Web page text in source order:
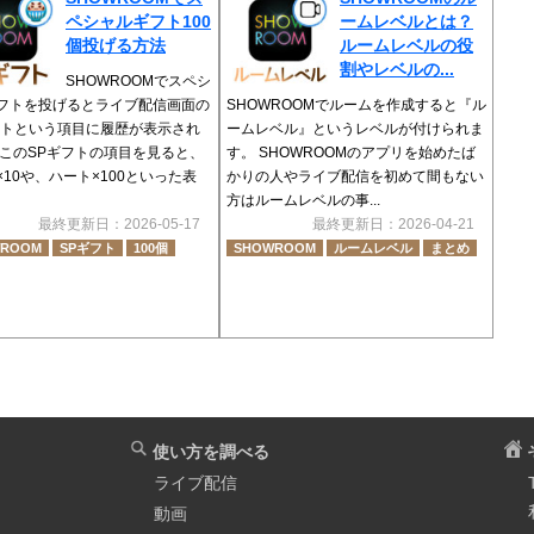
ペシャルギフト100
個投げる方法
SHOWROOMでスペシ
トを投げるとライブ配信画面の
という項目に履歴が表示され
のSPギフトの項目を見ると、
や、ハート×100といった表
最終更新日：2026-05-17
SPギフト 100個
ームレベルとは？
ルームレベルの役
割やレベルの...
SHOWROOMでルームを作成すると『ル
ームレベル』というレベルが付けられま
す。 SHOWROOMのアプリを始めたば
かりの人やライブ配信を初めて間もない
方はルームレベルの事...
最終更新日：2026-04-21
SHOWROOM ルームレベル まとめ
使い方を調べる
ライブ配信
動画